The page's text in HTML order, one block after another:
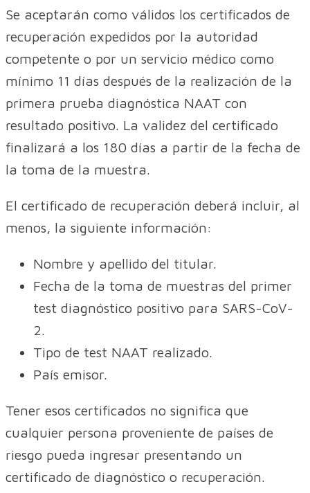
Se aceptarán como válidos los certificados de
recuperación expedidos por la autoridad
competente o por un servicio médico como
mínimo 11 días después de la realización de la
primera prueba diagnóstica NAAT con
resultado positivo. La validez del certificado
finalizará a los 180 días a partir de la fecha de
la toma de la muestra.
El certificado de recuperación deberá incluir, al
menos, la siguiente información:
Nombre y apellido del titular.
Fecha de la toma de muestras del primer
test diagnóstico positivo para SARS-CoV-
2.
Tipo de test NAAT realizado.
País emisor.
Tener esos certificados no significa que
cualquier persona proveniente de países de
riesgo pueda ingresar presentando un
certificado de diagnóstico o recuperación.